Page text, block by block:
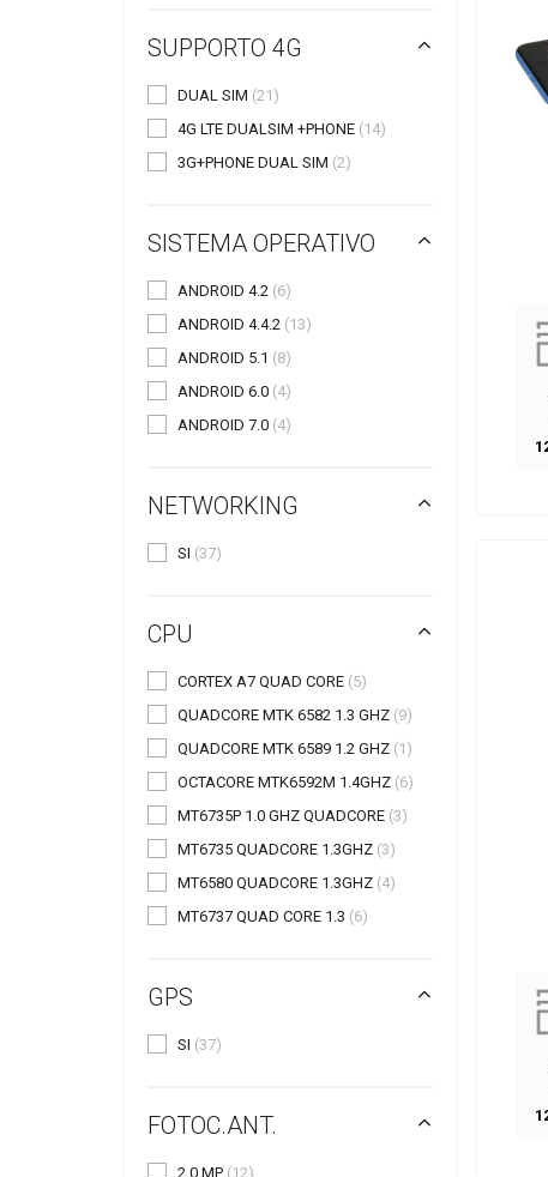
SUPPORTO 4G
DUAL SIM (21)
4G LTE DUALSIM +PHONE (14)
3G+PHONE DUAL SIM (2)
SISTEMA OPERATIVO
ANDROID 4.2 (6)
ANDROID 4.4.2 (13)
ANDROID 5.1 (8)
ANDROID 6.0 (4)
ANDROID 7.0 (4)
NETWORKING
SI (37)
CPU
CORTEX A7 QUAD CORE (5)
QUADCORE MTK 6582 1.3 GHZ (9)
QUADCORE MTK 6589 1.2 GHZ (1)
OCTACORE MTK6592M 1.4GHZ (6)
MT6735P 1.0 GHZ QUADCORE (3)
MT6735 QUADCORE 1.3GHZ (3)
MT6580 QUADCORE 1.3GHZ (4)
MT6737 QUAD CORE 1.3 (6)
GPS
SI (37)
FOTOC.ANT.
2.0 MP (12)